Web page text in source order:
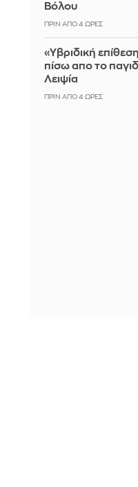
Βόλου
ΠΡΙΝ ΑΠΌ 4 ΏΡΕΣ
«Υβριδική
πίσω απο το
Λειψία
ΠΡΙΝ ΑΠΌ 4 ΏΡΕΣ